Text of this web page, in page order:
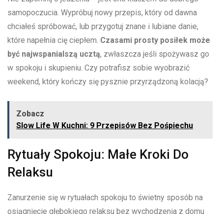
samopoczucia. Wypróbuj nowy przepis, który od dawna
chciałeś spróbować,⁣ lub przygotuj znane i lubiane danie,
które napełnia cię ciepłem. Czasami‍ prosty posiłek może
być najwspanialszą ucztą, zwłaszcza jeśli spożywasz go
w spokoju i skupieniu. Czy potrafisz sobie wyobrazić​
weekend, który kończy się pysznie przyrządzoną kolacją?
Zobacz
Slow Life W Kuchni: 9 Przepisów Bez Pośpiechu
Rytuały Spokoju: Małe Kroki Do
Relaksu
Zanurzenie się w rytuałach spokoju to świetny sposób na
osiągnięcie głębokiego relaksu‍ bez wychodzenia⁤ z domu